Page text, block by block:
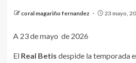
coral magariño fernandez 23 mayo,
A 23 de mayo de 2026
El Real Betis despide la temporada